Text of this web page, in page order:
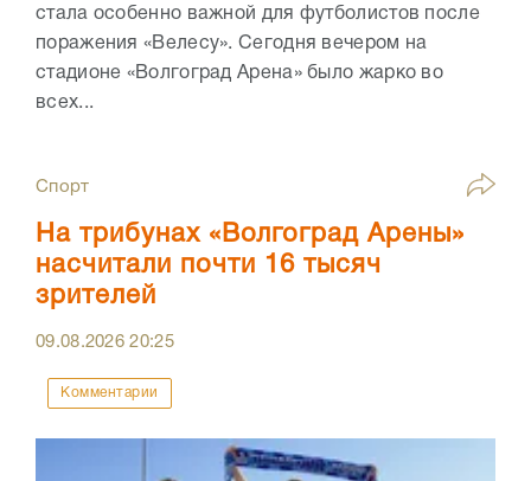
стала особенно важной для футболистов после
поражения «Велесу». Сегодня вечером на
стадионе «Волгоград Арена» было жарко во
всех...
Спорт
На трибунах «Волгоград Арены»
насчитали почти 16 тысяч
зрителей
09.08.202620:25
Комментарии